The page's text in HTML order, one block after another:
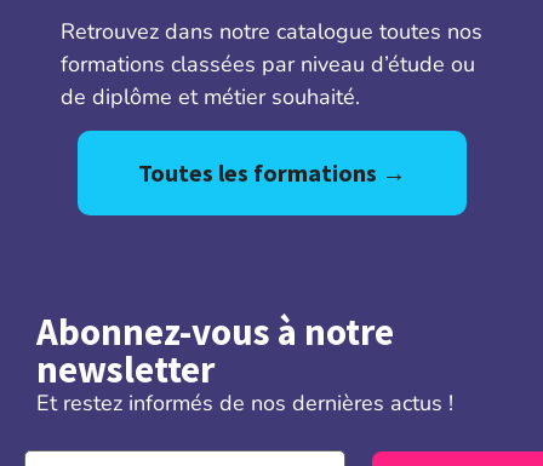
Retrouvez dans notre catalogue toutes nos
formations classées par niveau d’étude ou
de diplôme et métier souhaité.
Toutes les formations →
Abonnez-vous à notre
newsletter
Et restez informés de nos dernières actus !